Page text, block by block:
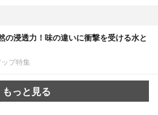
の浸透力！味の違いに衝撃を受ける水と
プ特集
もっと見る